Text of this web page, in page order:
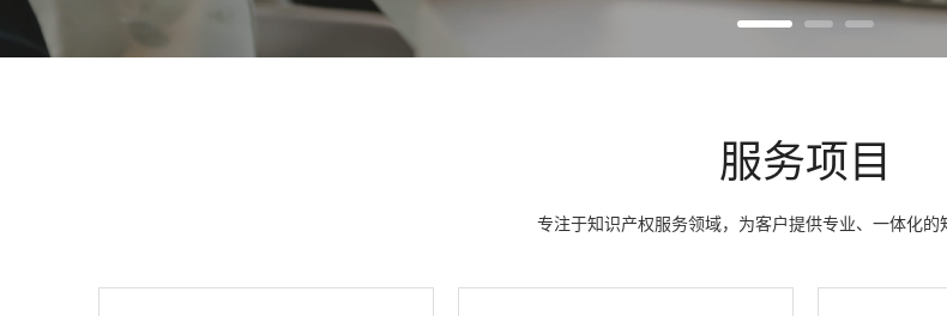
服务项目
专注于知识产权服务领域，为客户提供专业、一体化的